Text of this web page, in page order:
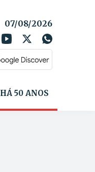
07/08/2026
HÁ 50 ANOS